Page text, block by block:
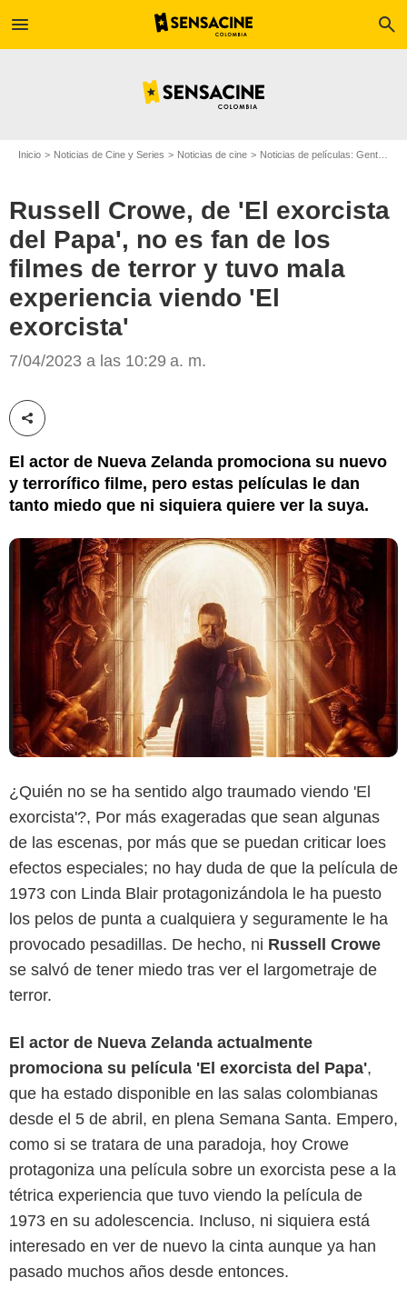
menu search
Inicio Noticias de Cine y Series Noticias de cine Noticias de películas: Gente
Russell Crowe, de 'El exorcista
del Papa', no es fan de los
filmes de terror y tuvo mala
experiencia viendo 'El
exorcista'
7/04/2023 a las 10:29 a. m.
Compartir esta noticia
El actor de Nueva Zelanda promociona su nuevo
y terrorífico filme, pero estas películas le dan
tanto miedo que ni siquiera quiere ver la suya.
¿Quién no se ha sentido algo traumado viendo 'El
exorcista'?, Por más exageradas que sean algunas
de las escenas, por más que se puedan criticar loes
efectos especiales; no hay duda de que la película de
1973 con Linda Blair protagonizándola le ha puesto
los pelos de punta a cualquiera y seguramente le ha
provocado pesadillas. De hecho, ni Russell Crowe
se salvó de tener miedo tras ver el largometraje de
terror.
El actor de Nueva Zelanda actualmente
promociona su película 'El exorcista del Papa',
que ha estado disponible en las salas colombianas
desde el 5 de abril, en plena Semana Santa. Empero,
como si se tratara de una paradoja, hoy Crowe
protagoniza una película sobre un exorcista pese a la
tétrica experiencia que tuvo viendo la película de
1973 en su adolescencia. Incluso, ni siquiera está
interesado en ver de nuevo la cinta aunque ya han
pasado muchos años desde entonces.